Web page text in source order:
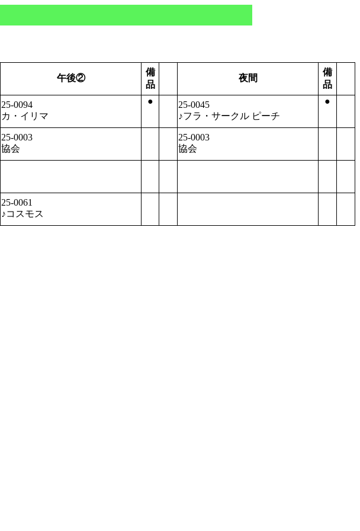
午後②
備
品
夜間
備
品
25-0094
カ・イリマ
●
25-0045
♪フラ・サークル ピーチ
●
25-0003
協会
25-0003
協会
25-0061
♪コスモス